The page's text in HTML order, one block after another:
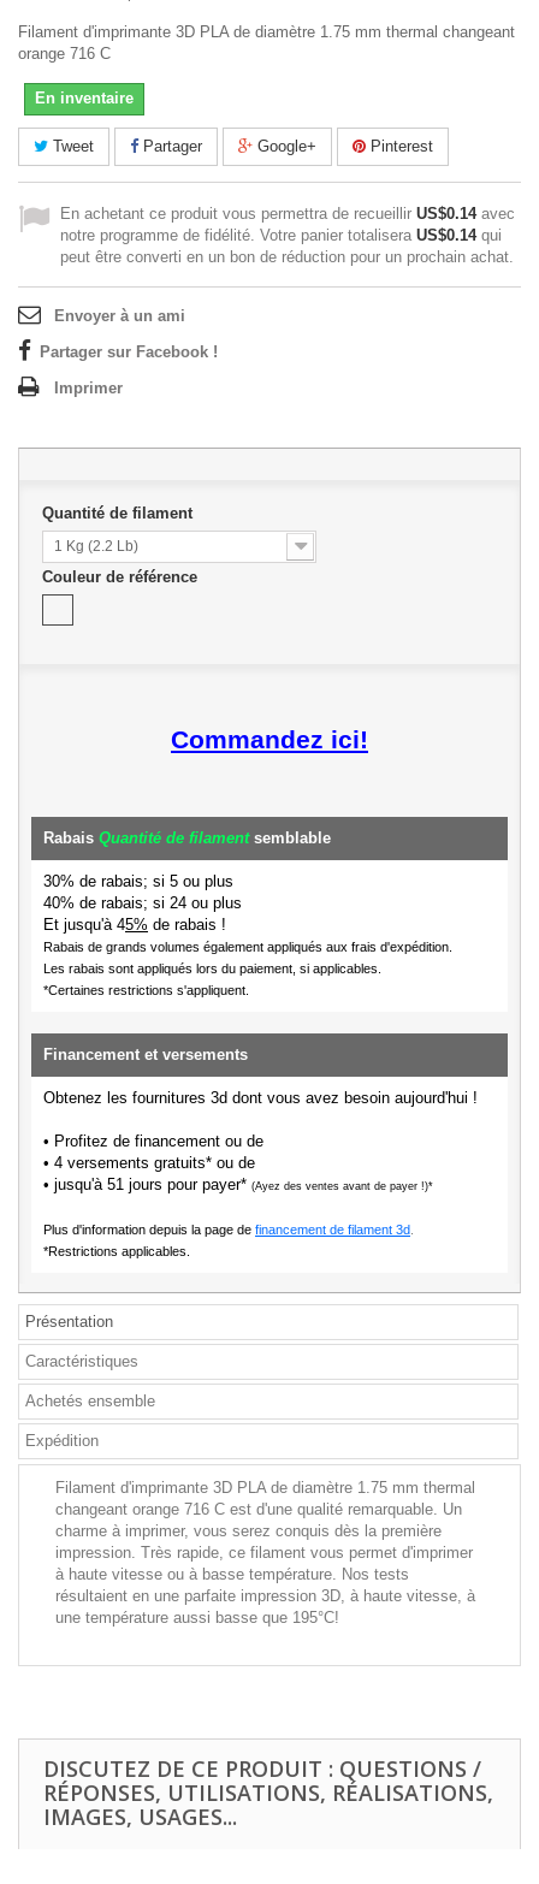
Filament d'imprimante 3D PLA de diamètre 1.75 mm thermal changeant
orange 716 C
En inventaire
Tweet Partager Google+ Pinterest
En achetant ce produit vous permettra de recueillir US$0.14avec
notre programme de fidélité. Votre panier totalisera US$0.14qui
peut être converti en un bon de réduction pour un prochain achat.
Envoyer à un ami
Partager sur Facebook !
Imprimer
Quantité de filament
1 Kg (2.2 Lb)
Couleur de référence
Commandez ici!
Rabais Quantité de filamentsemblable
30% de rabais; si 5 ou plus
40% de rabais; si 24 ou plus
Et jusqu'à 45% de rabais !
Rabais de grands volumes également appliqués aux frais d'expédition.
Les rabais sont appliqués lors du paiement, si applicables.
*Certaines restrictions s'appliquent.
Financement et versements
Obtenez les fournitures 3d dont vous avez besoin aujourd'hui !
• Profitez de financement ou de
• 4 versements gratuits* ou de
• jusqu'à 51 jours pour payer* (Ayez des ventes avant de payer !)*
Plus d'information depuis la page de financement de filament 3d
*Restrictions applicables.
Présentation
Caractéristiques
Achetés ensemble
Expédition
Filament d'imprimante 3D PLA de diamètre 1.75 mm thermal
changeant orange 716 C est d'une qualité remarquable. Un
charme à imprimer, vous serez conquis dès la première
impression. Très rapide, ce filament vous permet d'imprimer
à haute vitesse ou à basse température. Nos tests
résultaient en une parfaite impression 3D, à haute vitesse, à
une température aussi basse que 195°C!
DISCUTEZ DE CE PRODUIT : QUESTIONS /
RÉPONSES, UTILISATIONS, RÉALISATIONS,
IMAGES, USAGES...